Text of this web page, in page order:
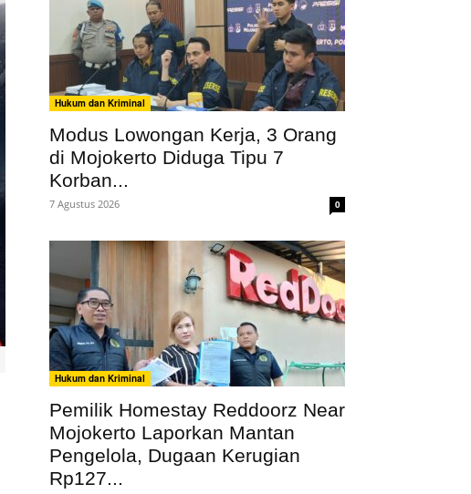
Hukum dan Kriminal
Modus Lowongan Kerja, 3 Orang
di Mojokerto Diduga Tipu 7
Korban...
7 Agustus 2026 0
Hukum dan Kriminal
Pemilik Homestay Reddoorz Near
Mojokerto Laporkan Mantan
Pengelola, Dugaan Kerugian
Rp127...